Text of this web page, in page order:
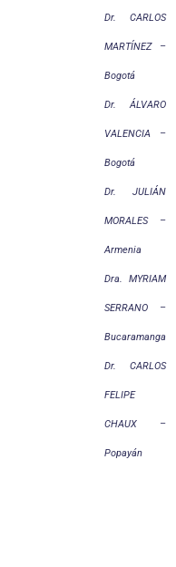
Dr. CARLOS
MARTÍNEZ –
Bogotá
Dr. ÁLVARO
VALENCIA –
Bogotá
Dr. JULIÁN
MORALES –
Armenia
Dra. MYRIAM
SERRANO –
Bucaramanga
Dr. CARLOS
FELIPE
CHAUX –
Popayán